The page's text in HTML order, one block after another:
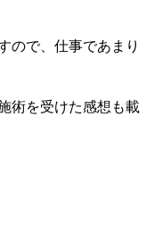
ので、仕事であまり
術を受けた感想も載